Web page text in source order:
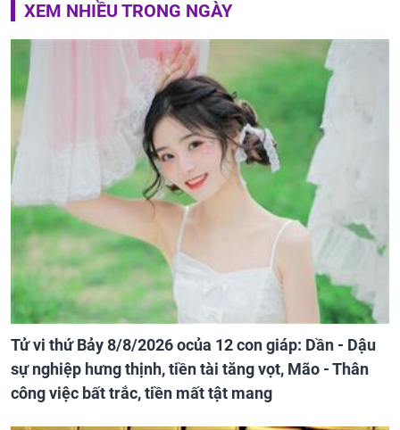
XEM NHIỀU TRONG NGÀY
Tử vi thứ Bảy 8/8/2026 ocủa 12 con giáp: Dần - Dậu
sự nghiệp hưng thịnh, tiền tài tăng vọt, Mão - Thân
công việc bất trắc, tiền mất tật mang